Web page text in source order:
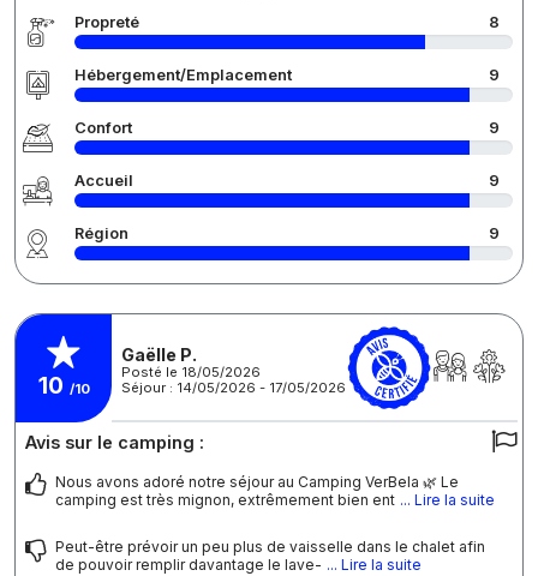
Propreté 8
Hébergement/Emplacement 9
Confort 9
Accueil 9
Région 9
10 /10
Gaëlle P.
Posté le 18/05/2026
Séjour : 14/05/2026 - 17/05/2026
Avis sur le camping :
Nous avons adoré notre séjour au Camping VerBela 🌿 Le
camping est très mignon, extrêmement bien ent ... Lire la suite
Peut-être prévoir un peu plus de vaisselle dans le chalet afin
de pouvoir remplir davantage le lave- ... Lire la suite